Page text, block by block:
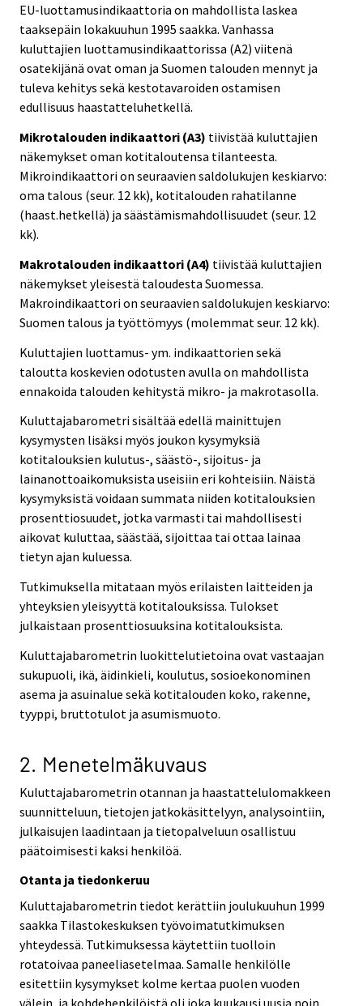
EU-luottamusindikaattoria on mahdollista laskea
taaksepäin lokakuuhun 1995 saakka. Vanhassa
kuluttajien luottamusindikaattorissa (A2) viitenä
osatekijänä ovat oman ja Suomen talouden mennyt ja
tuleva kehitys sekä kestotavaroiden ostamisen
edullisuus haastatteluhetkellä.
Mikrotalouden indikaattori (A3) tiivistää kuluttajien
näkemykset oman kotitaloutensa tilanteesta.
Mikroindikaattori on seuraavien saldolukujen keskiarvo:
oma talous (seur. 12 kk), kotitalouden rahatilanne
(haast.hetkellä) ja säästämismahdollisuudet (seur. 12
kk).
Makrotalouden indikaattori (A4) tiivistää kuluttajien
näkemykset yleisestä taloudesta Suomessa.
Makroindikaattori on seuraavien saldolukujen keskiarvo:
Suomen talous ja työttömyys (molemmat seur. 12 kk).
Kuluttajien luottamus- ym. indikaattorien sekä
taloutta koskevien odotusten avulla on mahdollista
ennakoida talouden kehitystä mikro- ja makrotasolla.
Kuluttajabarometri sisältää edellä mainittujen
kysymysten lisäksi myös joukon kysymyksiä
kotitalouksien kulutus-, säästö-, sijoitus- ja
lainanottoaikomuksista useisiin eri kohteisiin. Näistä
kysymyksistä voidaan summata niiden kotitalouksien
prosenttiosuudet, jotka varmasti tai mahdollisesti
aikovat kuluttaa, säästää, sijoittaa tai ottaa lainaa
tietyn ajan kuluessa.
Tutkimuksella mitataan myös erilaisten laitteiden ja
yhteyksien yleisyyttä kotitalouksissa. Tulokset
julkaistaan prosenttiosuuksina kotitalouksista.
Kuluttajabarometrin luokittelutietoina ovat vastaajan
sukupuoli, ikä, äidinkieli, koulutus, sosioekonominen
asema ja asuinalue sekä kotitalouden koko, rakenne,
tyyppi, bruttotulot ja asumismuoto.
2. Menetelmäkuvaus
Kuluttajabarometrin otannan ja haastattelulomakkeen
suunnitteluun, tietojen jatkokäsittelyyn, analysointiin,
julkaisujen laadintaan ja tietopalveluun osallistuu
päätoimisesti kaksi henkilöä.
Otanta ja tiedonkeruu
Kuluttajabarometrin tiedot kerättiin joulukuuhun 1999
saakka Tilastokeskuksen työvoimatutkimuksen
yhteydessä. Tutkimuksessa käytettiin tuolloin
rotatoivaa paneeliasetelmaa. Samalle henkilölle
esitettiin kysymykset kolme kertaa puolen vuoden